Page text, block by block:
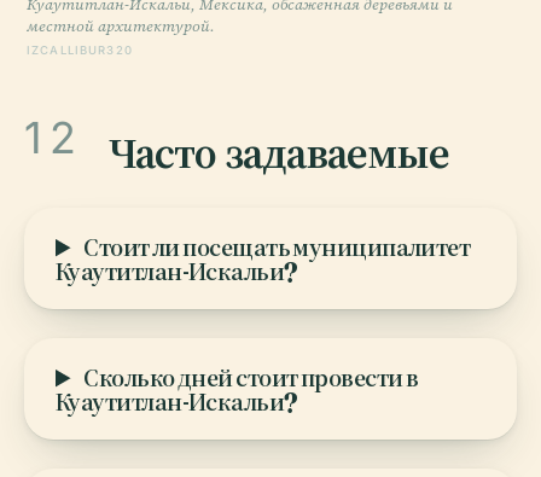
местной архитектурой.
IZCALLIBUR320
12 Часто задаваемые
Стоит ли посещать муниципалитет
Куаутитлан-Искальи?
Сколько дней стоит провести в
Куаутитлан-Искальи?